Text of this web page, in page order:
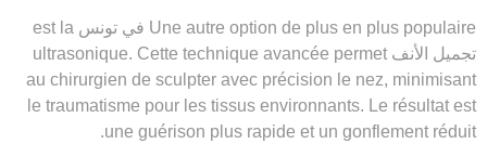
Une autre option de plus en plus populaire في تونس est la
تجميل الأنف ultrasonique. Cette technique avancée permet
au chirurgien de sculpter avec précision le nez, minimisant
le traumatisme pour les tissus environnants. Le résultat est
une guérison plus rapide et un gonflement réduit.